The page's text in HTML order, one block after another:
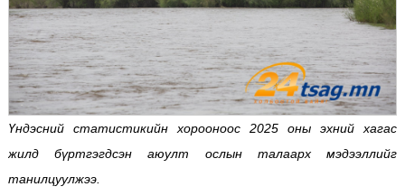
Үндэсний статистикийн хорооноос 2025 оны эхний хагас
жилд бүртгэгдсэн аюулт ослын талаарх мэдээллийг
танилцуулжээ.